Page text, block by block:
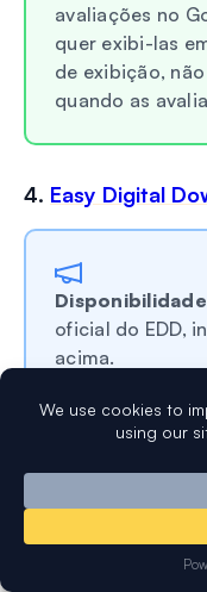
avaliações no
quer exibi-las
de exibição,
quando as
4. Easy Digital
oficial do EDD,
acima.